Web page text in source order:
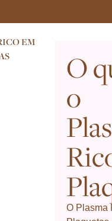
O
o
O Plasma